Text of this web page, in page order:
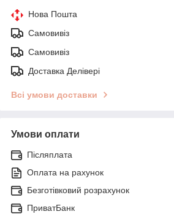
Нова Пошта
Самовивіз
Самовивіз
Доставка Делівері
Всі умови доставки
Умови оплати
Післяплата
Оплата на рахунок
Безготівковий розрахунок
ПриватБанк